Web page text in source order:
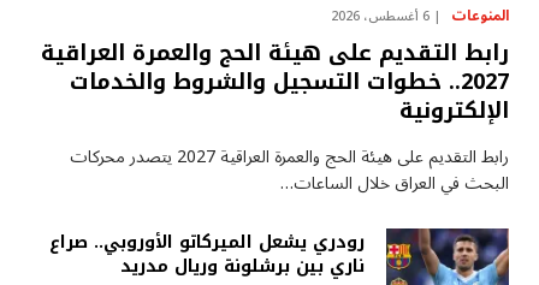
المنوعات 6 أغسطس، 2026
رابط التقديم على هيئة الحج والعمرة العراقية
2027.. خطوات التسجيل والشروط والخدمات
الإلكترونية
رابط التقديم على هيئة الحج والعمرة العراقية 2027 يتصدر محركات
البحث في العراق خلال الساعات…
رودري يشعل الميركاتو الأوروبي.. صراع
ناري بين برشلونة وريال مدريد